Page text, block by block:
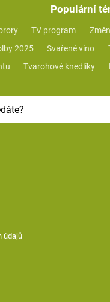
Populární
TV program
2025 Svařené víno
Tvarohové knedlíky
údajů